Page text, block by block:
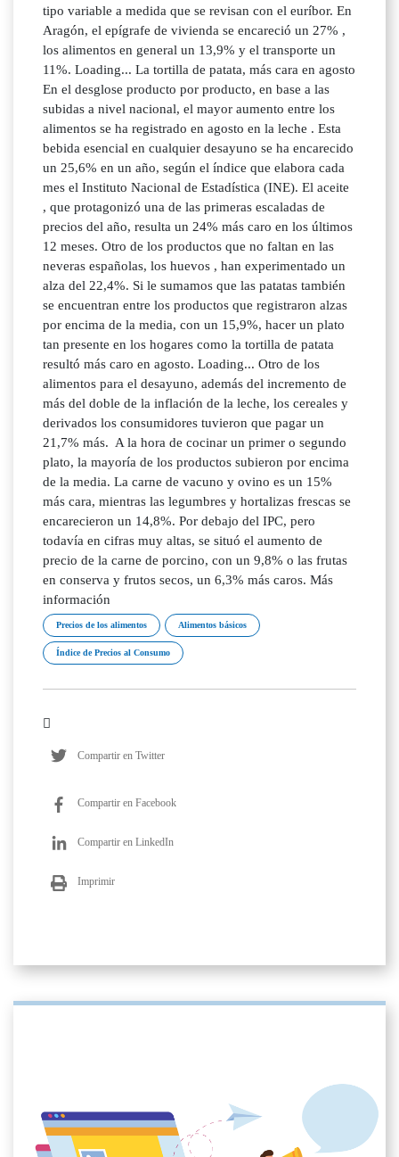
tipo variable a medida que se revisan con el euríbor. En
Aragón, el epígrafe de vivienda se encareció un 27% ,
los alimentos en general un 13,9% y el transporte un
11%. Loading... La tortilla de patata, más cara en agosto
En el desglose producto por producto, en base a las
subidas a nivel nacional, el mayor aumento entre los
alimentos se ha registrado en agosto en la leche . Esta
bebida esencial en cualquier desayuno se ha encarecido
un 25,6% en un año, según el índice que elabora cada
mes el Instituto Nacional de Estadística (INE). El aceite
, que protagonizó una de las primeras escaladas de
precios del año, resulta un 24% más caro en los últimos
12 meses. Otro de los productos que no faltan en las
neveras españolas, los huevos , han experimentado un
alza del 22,4%. Si le sumamos que las patatas también
se encuentran entre los productos que registraron alzas
por encima de la media, con un 15,9%, hacer un plato
tan presente en los hogares como la tortilla de patata
resultó más caro en agosto. Loading... Otro de los
alimentos para el desayuno, además del incremento de
más del doble de la inflación de la leche, los cereales y
derivados los consumidores tuvieron que pagar un
21,7% más. A la hora de cocinar un primer o segundo
plato, la mayoría de los productos subieron por encima
de la media. La carne de vacuno y ovino es un 15%
más cara, mientras las legumbres y hortalizas frescas se
encarecieron un 14,8%. Por debajo del IPC, pero
todavía en cifras muy altas, se situó el aumento de
precio de la carne de porcino, con un 9,8% o las frutas
en conserva y frutos secos, un 6,3% más caros. Más
información
Precios de los alimentos Alimentos básicos
Índice de Precios al Consumo
Compartir en Twitter
Compartir en Facebook
Compartir en LinkedIn
Imprimir